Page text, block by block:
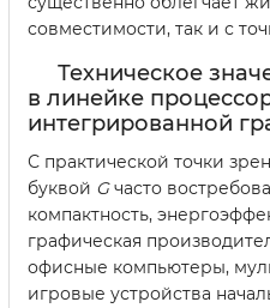
совместимости, так и с
Техническое
в линейке
интегрированной
С практической точки
буквой Gчасто
компактность,
графическая
офисные компьютеры,
игровые устройства